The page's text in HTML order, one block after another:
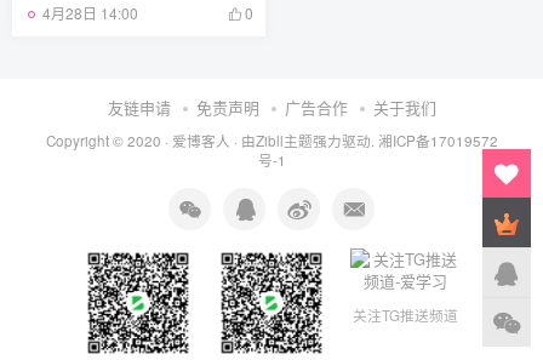
4月28日 14:00 0
友链申请 免责声明 广告合作 关于我们
Copyright © 2020 · 爱博客人 · 由Zibll主题强力驱动. 湘ICP备17019572
号-1
关注TG推送频道